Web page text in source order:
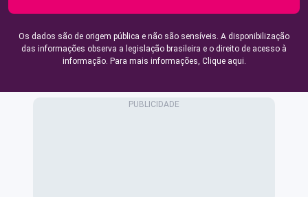
Os dados são de origem pública e não são sensíveis. A disponibilização
das informações observa a legislação brasileira e o direito de acesso à
informação. Para mais informações, Clique aqui.